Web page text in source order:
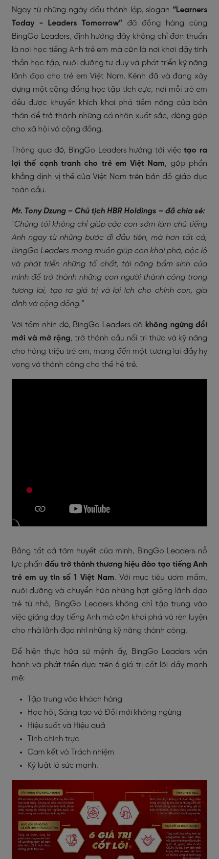
Ngay từ những ngày đầu thành lập, slogan “Learners
Today - Leaders Tomorrow” đã đồng hàng cùng
BingGo Leaders, định hướng đây không chỉ đơn thuần
là nơi học tiếng Anh trẻ em mà còn là nơi khơi dậy tinh
thần học tập, nuôi dưỡng tư duy và phát triển kỹ năng
lãnh đạo cho trẻ em Việt Nam. Kênh đã và đang xây
dựng một cộng đồng học tập tích cực, nơi mỗi trẻ em
đều được khuyến khích khai phá tiềm năng của bản
thân để trở thành những cá nhân xuất sắc, đóng góp
cho xã hội và cộng đồng.
Thông qua đó, BingGo Leaders hướng tới việctạo ra
lợi thế cạnh tranh cho trẻ em Việt Nam, góp phần
khẳng định vị thế của Việt Nam trên bản đồ giáo dục
toàn cầu.
Mr. Tony Dzung – Chủ tịch HBR Holdings – đã chia sẻ:
"Chúng tôi không chỉ giúp các con sớm làm chủ tiếng
Anh ngay từ những bước đi đầu tiên, mà hơn tất cả,
BingGo Leaders mong muốn giúp con khai phá, bộc lộ
và phát triển những tố chất, tài năng bẩm sinh của
mình để trở thành những con người thành công trong
tương lai, tạo ra giá trị và lợi ích cho chính con, gia
đình và cộng đồng."
Với tầm nhìn đó, BingGo Leaders đã không ngừng đổi
mới và mở rộng, trở thành cầu nối tri thức và kỹ năng
cho hàng triệu trẻ em, mang đến một tương lai đầy hy
vọng và thành công cho thế hệ trẻ.
Bằng tất cả tâm huyết của mình, BingGo Leaders nỗ
lực phấn đấu trở thành thương hiệu đào tạo tiếng Anh
trẻ em uy tín số 1 Việt Nam. Với mục tiêu ươm mầm,
nuôi dưỡng và chuyển hóa những hạt giống lãnh đạo
trẻ từ nhỏ, BingGo Leaders không chỉ tập trung vào
việc giảng dạy tiếng Anh mà còn khai phá và rèn luyện
cho nhà lãnh đạo nhí những kỹ năng thành công.
Để hiện thực hóa sứ mệnh ấy, BingGo Leaders vận
hành và phát triển dựa trên 6 giá trị cốt lõi đầy mạnh
mẽ:
Tập trung vào khách hàng
Học hỏi, Sáng tạo và Đổi mới không ngừng
Hiệu suất và Hiệu quả
Tính chính trực
Cam kết và Trách nhiệm
Kỷ luật là sức mạnh.